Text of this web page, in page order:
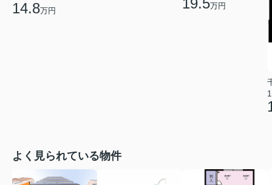
14.8万円
万円
よく見られている物件